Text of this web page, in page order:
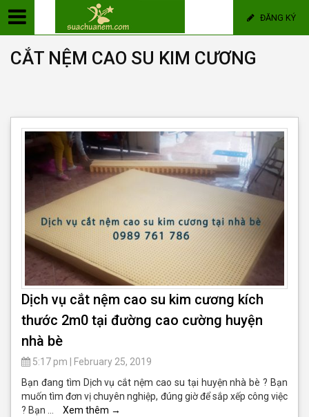
ĐĂNG KÝ
CẮT NỆM CAO SU KIM CƯƠNG
Dịch vụ cắt nệm cao su kim cương kích
thước 2m0 tại đường cao cường huyện
nhà bè
5:17 pm
February 25, 2019
Bạn đang tìm Dịch vụ cắt nệm cao su tại huyện nhà bè ? Bạn
muốn tìm đơn vị chuyên nghiệp, đúng giờ để sắp xếp công việc
? Bạn …
Xem thêm →